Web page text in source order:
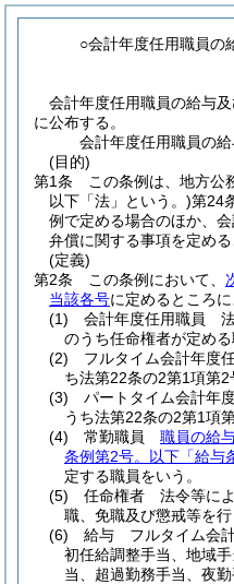
○会計年度任用職員の
会計年度任用職員の給与
に公布する。
会計年度任用職員の
(目的)
第1条
この条例は、地方公
以下「法」という。)第24
例で定める場合のほか、
弁償に関する事項を定める
(定義)
第2条
この条例において、
当該各号に定めるところに
(1)
会計年度任用職員
のうち任命権者が定める
(2)
フルタイム会計年度
ち法第22条の2第1項第2
(3)
パートタイム会計年
うち法第22条の2第1項
(4)
常勤職員 職員の給
条例第2号。以下「給与
定する職員をいう。
(5)
任命権者 法令等に
職、免職及び懲戒等を
(6)
給与 フルタイム会計
初任給調整手当、地域
当、超過勤務手当、夜